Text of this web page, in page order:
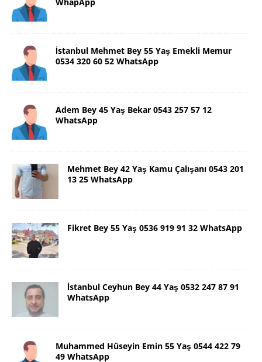
WhapApp
İstanbul Mehmet Bey 55 Yaş Emekli Memur
0534 320 60 52 WhatsApp
Adem Bey 45 Yaş Bekar 0543 257 57 12
WhatsApp
Mehmet Bey 42 Yaş Kamu Çalışanı 0543 201
13 25 WhatsApp
Fikret Bey 55 Yaş 0536 919 91 32 WhatsApp
İstanbul Ceyhun Bey 44 Yaş 0532 247 87 91
WhatsApp
Muhammed Hüseyin Emin 55 Yaş 0544 422 79
49 WhatsApp